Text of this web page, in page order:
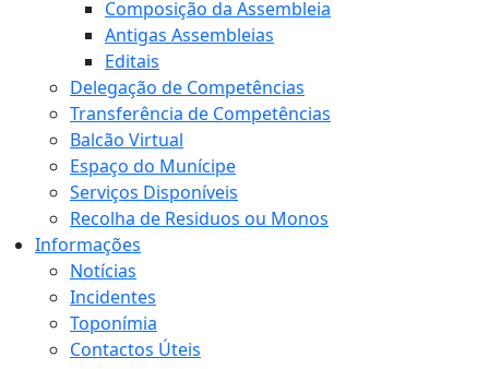
Composição da Assembleia
Antigas Assembleias
Editais
Delegação de Competências
Transferência de Competências
Balcão Virtual
Espaço do Munícipe
Serviços Disponíveis
Recolha de Residuos ou Monos
Informações
Notícias
Incidentes
Toponímia
Contactos Úteis